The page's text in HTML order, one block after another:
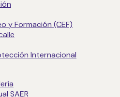
y Formación (CEF)
Internacional
SAER
vez, te mostraremos una
de cookies y plugins que has
pero, por favor, ten en cuenta que
sin compatibilidad con JavaScript.
de cookies
para eliminar las cookies de